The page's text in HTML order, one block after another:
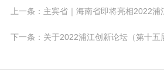
上一条：主宾省｜海南省即将亮相2022浦
下一条：关于2022浦江创新论坛（第十五